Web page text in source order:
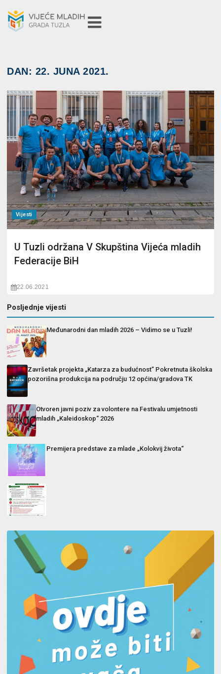
DAN: 22. JUNA 2021.
Vijesti
U Tuzli održana V Skupština Vijeća mladih
Federacije BiH
22.06.2021
Posljednje vijesti
Međunarodni dan mladih 2026 – Vidimo se u Tuzli!
Završetak projekta „Katarza za budućnost” Pokretnuta školska
pozorišna produkcija na području 12 općina/gradova TK
Otvoren javni poziv za volontere na Festivalu umjetnosti
mladih „Kaleidoskop“ 2026
Premijera predstave za mlade „Kolokvij života“